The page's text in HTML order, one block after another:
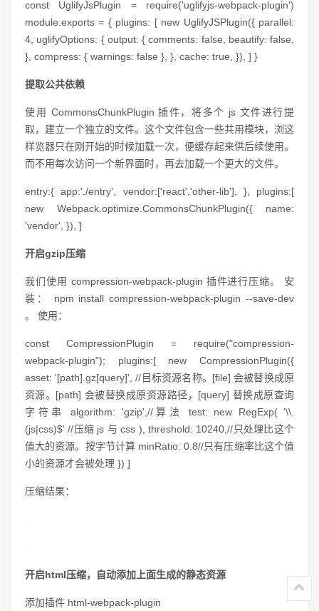
const UglifyJsPlugin = require('uglifyjs-webpack-plugin')
module.exports = { plugins: [ new UglifyJSPlugin({ parallel:
4, uglifyOptions: { output: { comments: false, beautify: false,
}, compress: { warnings: false }, }, cache: true, }), ] }
提取公共依赖
使用 CommonsChunkPlugin 插件，将多个 js 文件进行提
取，建立一个独立的文件。这个文件包含一些共用模块，浏这
样览器只在刚开始的时候加载一次，便缓存起来供后续使用。
而不用每次访问一个新界面时，再去加载一个更大的文件。
entry:{ app:'./entry', vendor:['react','other-lib'], }, plugins:[
new Webpack.optimize.CommonsChunkPlugin({ name:
'vendor', }), ]
开启gzip压缩
我们使用 compression-webpack-plugin 插件进行压缩。 安
装： npm install compression-webpack-plugin --save-dev
。 使用：
const CompressionPlugin = require("compression-
webpack-plugin"); plugins:[ new CompressionPlugin({
asset: '[path].gz[query]', //目标资源名称。[file] 会被替换成原
资源。[path] 会被替换成原资源路径，[query] 替换成原查询
字符串 algorithm: 'gzip',//算法 test: new RegExp( '\\.
(js|css)$' //压缩 js 与 css ), threshold: 10240,//只处理比这个
值大的资源。按字节计算 minRatio: 0.8//只有压缩率比这个值
小的资源才会被处理 }) ]
压缩结果：
开启html压缩，自动添加上面生成的静态资源
添加插件 html-webpack-plugin